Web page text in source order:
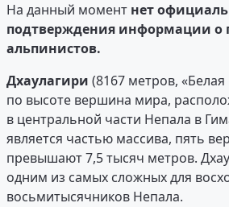
На данный момент нет
подтверждения информации о
альпинистов.
Дхаулагири (8167 метров,
по высоте вершина мира,
в центральной части Непала в
является частью массива, пять
превышают 7,5 тысяч метров.
одним из самых сложных для
восьмитысячников Непала.